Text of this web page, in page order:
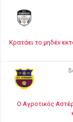
Κρατάει το μηδέν
Ο Αγροτικός